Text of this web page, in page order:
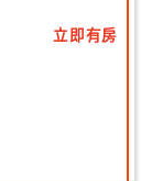
立即有房